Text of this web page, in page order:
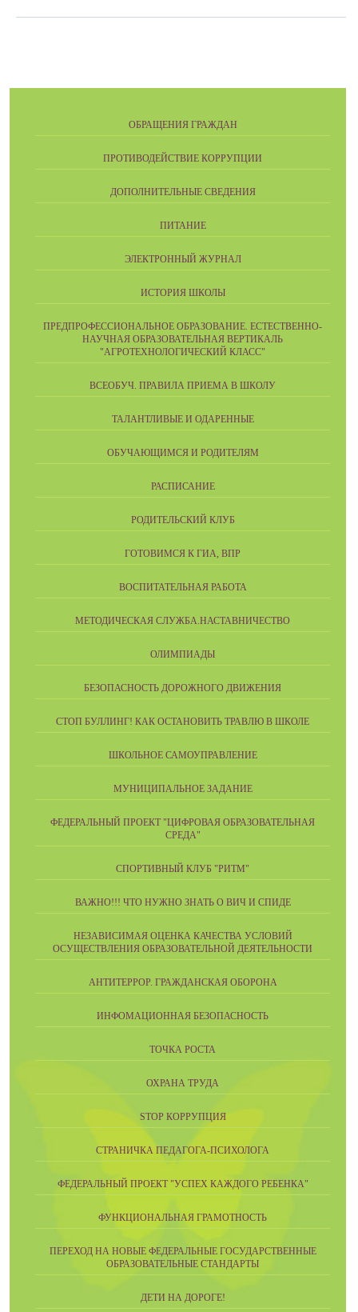
ОБРАЩЕНИЯ ГРАЖДАН
ПРОТИВОДЕЙСТВИЕ КОРРУПЦИИ
ДОПОЛНИТЕЛЬНЫЕ СВЕДЕНИЯ
ПИТАНИЕ
ЭЛЕКТРОННЫЙ ЖУРНАЛ
ИСТОРИЯ ШКОЛЫ
ПРЕДПРОФЕССИОНАЛЬНОЕ ОБРАЗОВАНИЕ. ЕСТЕСТВЕННО-
НАУЧНАЯ ОБРАЗОВАТЕЛЬНАЯ ВЕРТИКАЛЬ
"АГРОТЕХНОЛОГИЧЕСКИЙ КЛАСС"
ВСЕОБУЧ. ПРАВИЛА ПРИЕМА В ШКОЛУ
ТАЛАНТЛИВЫЕ И ОДАРЕННЫЕ
ОБУЧАЮЩИМСЯ И РОДИТЕЛЯМ
РАСПИСАНИЕ
РОДИТЕЛЬСКИЙ КЛУБ
ГОТОВИМСЯ К ГИА, ВПР
ВОСПИТАТЕЛЬНАЯ РАБОТА
МЕТОДИЧЕСКАЯ СЛУЖБА.НАСТАВНИЧЕСТВО
ОЛИМПИАДЫ
БЕЗОПАСНОСТЬ ДОРОЖНОГО ДВИЖЕНИЯ
СТОП БУЛЛИНГ! КАК ОСТАНОВИТЬ ТРАВЛЮ В ШКОЛЕ
ШКОЛЬНОЕ САМОУПРАВЛЕНИЕ
МУНИЦИПАЛЬНОЕ ЗАДАНИЕ
ФЕДЕРАЛЬНЫЙ ПРОЕКТ "ЦИФРОВАЯ ОБРАЗОВАТЕЛЬНАЯ
СРЕДА"
СПОРТИВНЫЙ КЛУБ "РИТМ"
ВАЖНО!!! ЧТО НУЖНО ЗНАТЬ О ВИЧ И СПИДЕ
НЕЗАВИСИМАЯ ОЦЕНКА КАЧЕСТВА УСЛОВИЙ
ОСУЩЕСТВЛЕНИЯ ОБРАЗОВАТЕЛЬНОЙ ДЕЯТЕЛЬНОСТИ
АНТИТЕРРОР. ГРАЖДАНСКАЯ ОБОРОНА
ИНФОМАЦИОННАЯ БЕЗОПАСНОСТЬ
ТОЧКА РОСТА
ОХРАНА ТРУДА
STOP КОРРУПЦИЯ
СТРАНИЧКА ПЕДАГОГА-ПСИХОЛОГА
ФЕДЕРАЛЬНЫЙ ПРОЕКТ "УСПЕХ КАЖДОГО РЕБЕНКА"
ФУНКЦИОНАЛЬНАЯ ГРАМОТНОСТЬ
ПЕРЕХОД НА НОВЫЕ ФЕДЕРАЛЬНЫЕ ГОСУДАРСТВЕННЫЕ
ОБРАЗОВАТЕЛЬНЫЕ СТАНДАРТЫ
ДЕТИ НА ДОРОГЕ!